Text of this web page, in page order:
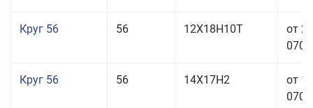
Круг 56 56 12Х18Н10Т
от
Круг 56 56 14Х17Н2
от